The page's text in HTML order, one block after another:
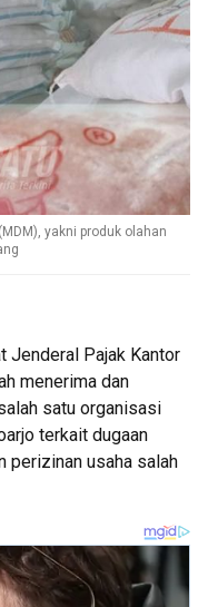
yakni produk olahan
Jenderal Pajak Kantor
menerima dan
satu organisasi
terkait dugaan
perizinan usaha salah